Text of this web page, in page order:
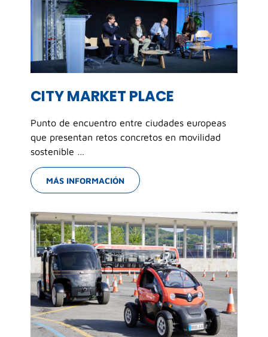
CITY MARKET PLACE
Punto de encuentro entre ciudades europeas
que presentan retos concretos en movilidad
sostenible …
MÁS INFORMACIÓN